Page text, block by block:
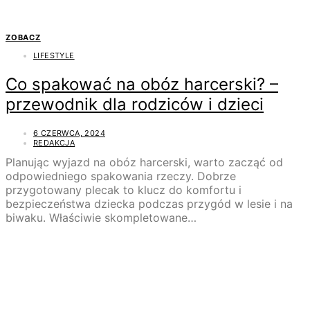
ZOBACZ
LIFESTYLE
Co spakować na obóz harcerski? –
przewodnik dla rodziców i dzieci
6 CZERWCA, 2024
REDAKCJA
Planując wyjazd na obóz harcerski, warto zacząć od
odpowiedniego spakowania rzeczy. Dobrze
przygotowany plecak to klucz do komfortu i
bezpieczeństwa dziecka podczas przygód w lesie i na
biwaku. Właściwie skompletowane…